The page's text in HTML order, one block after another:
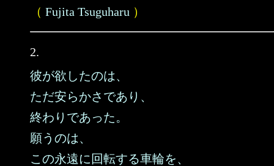
（ Fujita Tsuguharu ）
2.
彼が欲したのは、
ただ安らかさであり、
終わりであった。
願うのは、
この永遠に回転する車輪を、